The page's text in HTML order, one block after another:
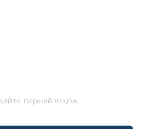
перший відгук